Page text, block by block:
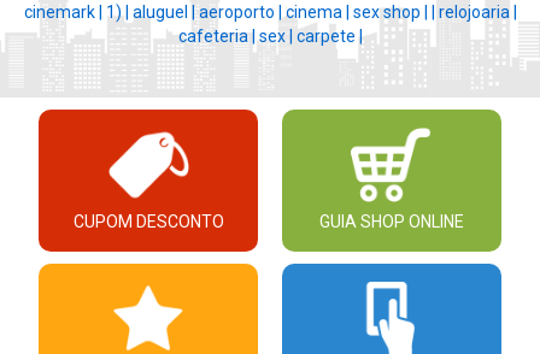
cinemark | 1) | aluguel |aeroporto |cinema | sex shop |
relojoaria |
cafeteria |sex | carpete |
CUPOM DESCONTO GUIA SHOP ONLINE